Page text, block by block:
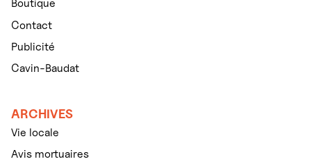
Boutique
Contact
Publicité
Cavin-Baudat
ARCHIVES
Vie locale
Avis mortuaires